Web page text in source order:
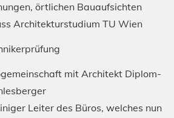
örtlichen Bauaufsichten
Architekturstudium TU Wien
mit Architekt Diplom-
Leiter des Büros, welches nun